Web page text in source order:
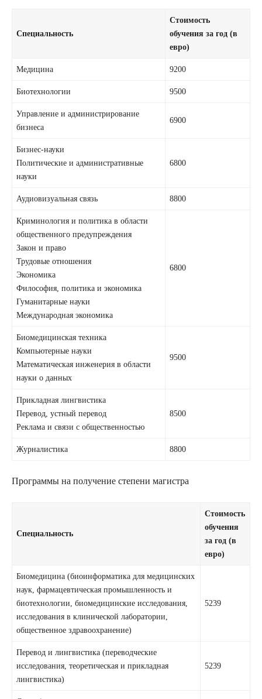
Специальность
Стоимость
обучения за год (в
евро)
Медицина 9200
Биотехнологии 9500
Управление и администрирование
бизнеса
6900
Бизнес-науки
Политические и административные
науки
6800
Аудиовизуальная связь 8800
Криминология и политика в области
общественного предупреждения
Закон и право
Трудовые отношения
Экономика
Философия, политика и экономика
Гуманитарные науки
Международная экономика
6800
Биомедицинская техника
Компьютерные науки
Математическая инженерия в области
науки о данных
9500
Прикладная лингвистика
Перевод, устный перевод
Реклама и связи с общественностью
8500
Журналистика 8800
Программы на получение степени магистра
Специальность
Стоимость
обучения
за год (в
евро)
Биомедицина (биоинформатика для медицинских
наук, фармацевтическая промышленность и
биотехнологии, биомедицинские исследования,
исследования в клинической лаборатории,
общественное здравоохранение)
5239
Перевод и лингвистика (переводческие
исследования, теоретическая и прикладная
лингвистика)
5239